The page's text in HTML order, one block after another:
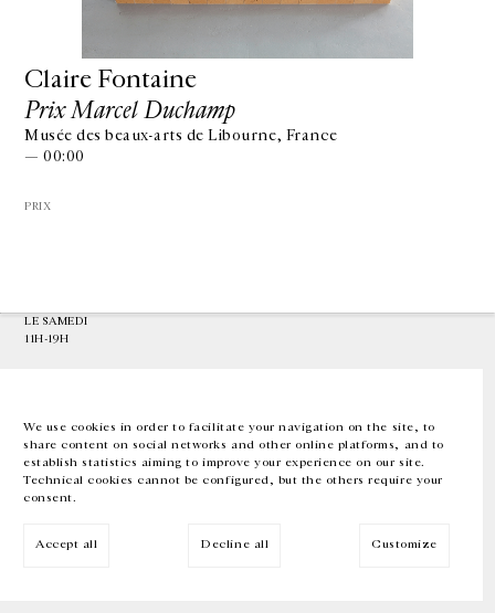
We use cookies in order to facilitate your navigation on the site, to
share content on social networks and other online platforms, and to
establish statistics aiming to improve your experience on our site.
Technical cookies cannot be configured, but the others require your
consent.
Accept all Decline all Customize
Claire Fontaine
Prix Marcel Duchamp
Musée des beaux-arts de Libourne, France
— 00:00
PRIX
T.+33 1 42 77 38 87
LE SAMEDI
11H-19H
EN FR 中文 Facebook Instagram
Inscrivez-vous à notre newsletter